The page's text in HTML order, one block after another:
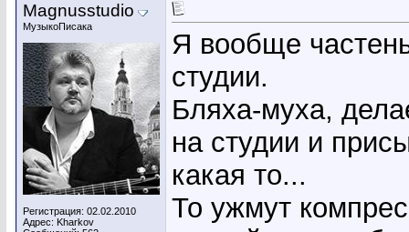
Magnusstudio
МузыкоПисака
Регистрация: 02.02.2010
Адрес: Kharkov
Я вообще
студии.
Бляха-муха,
на студии и
какая то...
То ужмут